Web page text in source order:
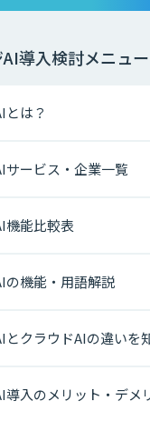
導入検討メニュー
とは？
サービス・企業一覧
機能比較表
の機能・用語解説
とクラウドAIの違いを
導入のメリット・デメ